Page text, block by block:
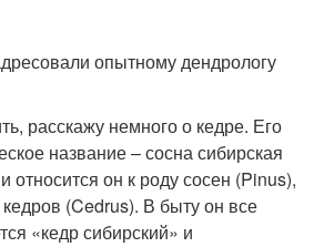
опытному дендрологу
расскажу немного о кедре. Его
название – сосна сибирская
относится он к роду сосен (Pinus),
(Cedrus). В быту он все
«кедр сибирский» и